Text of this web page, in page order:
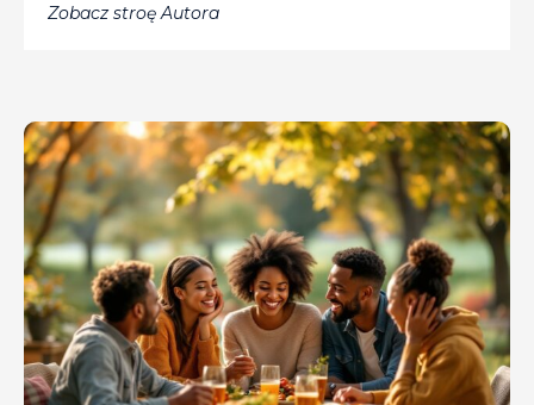
Zobacz stroę Autora